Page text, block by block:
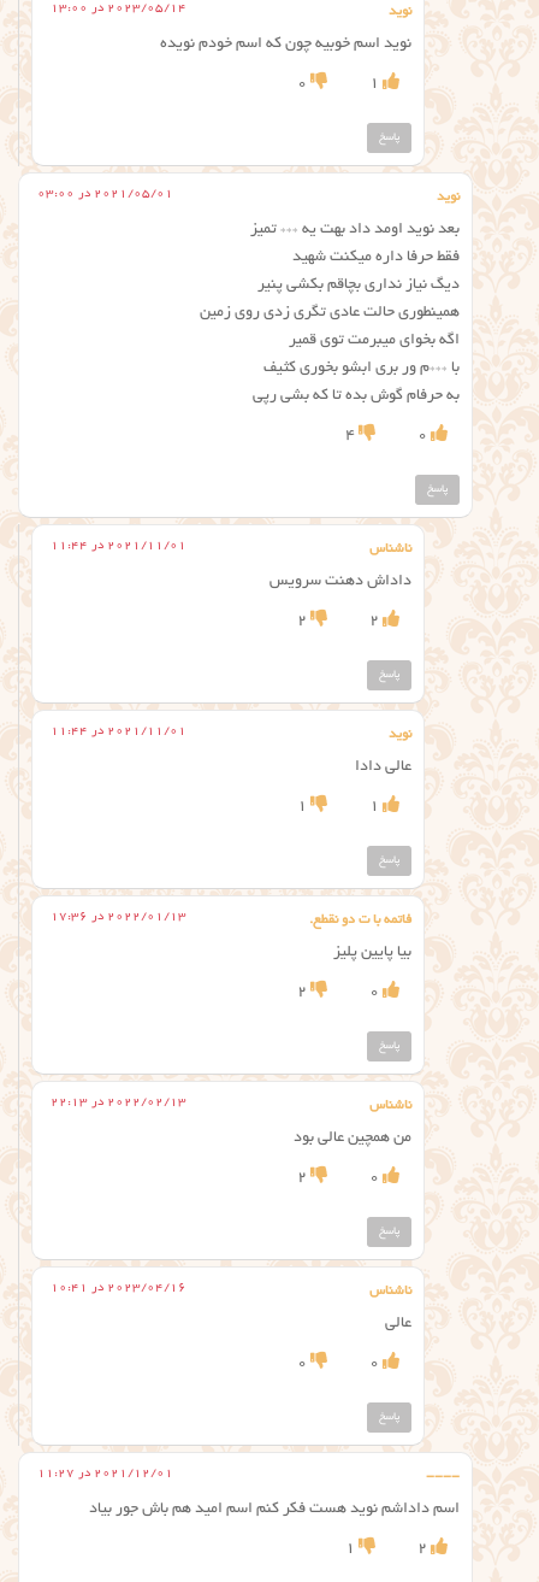
نوید 2023/05/14 در 13:00
نوید اسم خوبیه چون که اسم خودم نویده
1
0
پاسخ
نوید 2021/05/01 در 03:00
بعد نوید اومد داد بهت یه *** تمیز
فقط حرفا داره میکنت شهید
دیگ نیاز نداری بچاقم بکشی پنیر
همینطوری حالت عادی تگری زدی روی زمین
اگه بخوای میبرمت توی قمیر
با ***م ور بری ابشو بخوری کثیف
به حرفام گوش بده تا که بشی رپی
0
4
پاسخ
ناشناس 2021/11/01 در 11:44
داداش دهنت سرویس
2
2
پاسخ
نوید 2021/11/01 در 11:44
عالی دادا
1
1
پاسخ
فاتمه با ت دو نقطع. 2022/01/13 در 17:36
بیا پایین پلیز
0
2
پاسخ
ناشناس 2022/02/13 در 22:13
من همچین عالی بود
0
2
پاسخ
ناشناس 2023/04/16 در 10:41
عالی
0
0
پاسخ
---- 2021/12/01 در 11:27
اسم داداشم نوید هست فکر کنم اسم امید هم باش جور بیاد
2
1